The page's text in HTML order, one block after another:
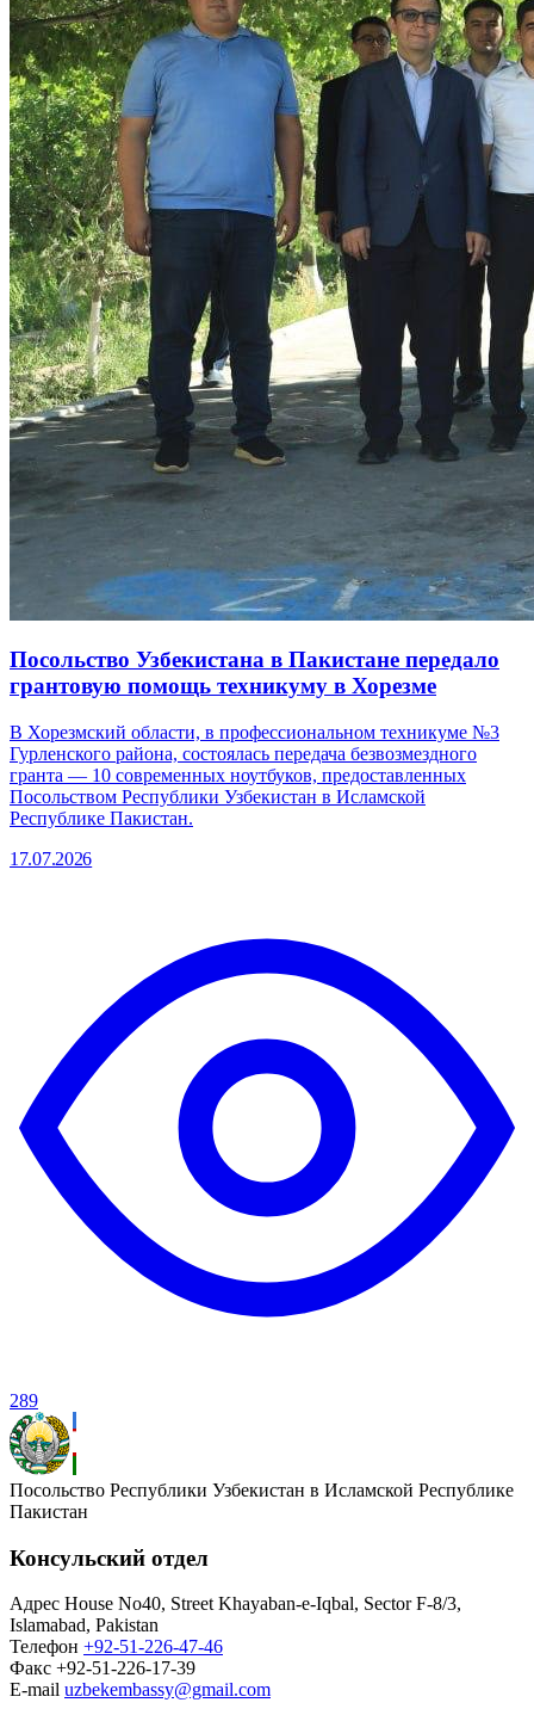
Посольство Узбекистана в Пакистане передало
грантовую помощь техникуму в Хорезме
В Хорезмский области, в профессиональном техникуме №3
Гурленского района, состоялась передача безвозмездного
гранта — 10 современных ноутбуков, предоставленных
Посольством Республики Узбекистан в Исламской
Республике Пакистан.
17.07.2026
289
Посольство Республики Узбекистан в Исламской Республике
Пакистан
Консульский отдел
Адрес House No40, Street Khayaban-e-Iqbal, Sector F-8/3,
Islamabad, Pakistan
Телефон +92-51-226-47-46
Факс +92-51-226-17-39
E-mail uzbekembassy@gmail.com